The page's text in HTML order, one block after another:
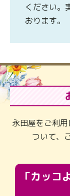
ください。
おります。
永田屋をご利
ついて、